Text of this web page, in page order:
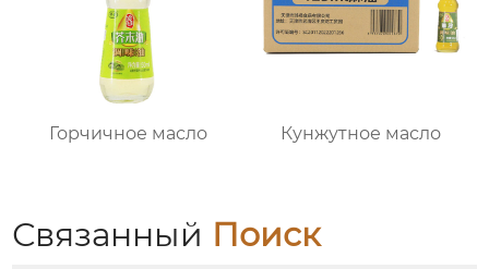
Горчичное масло Кунжутное масло
Связанный Поиск